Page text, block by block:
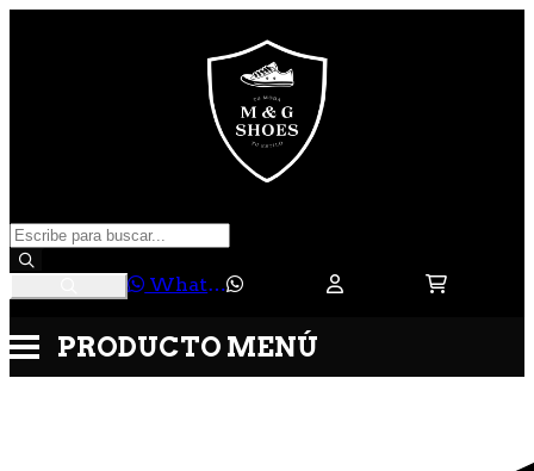
WhatsApp
PRODUCTO MENÚ